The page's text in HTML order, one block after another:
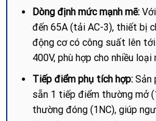
Dòng định mức mạnh mẽ:Với
đến 65A (tải AC-3), thiết bị
động cơ có công suất lên
400V, phù hợp cho nhiều
Tiếp điểm phụ tích hợp:Sản
sẵn 1 tiếp điểm thường mở
thường đóng (1NC), giúp